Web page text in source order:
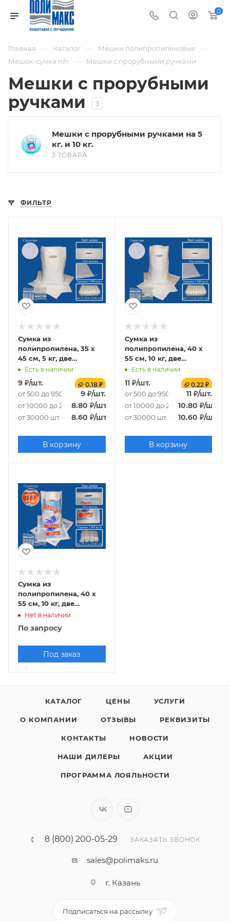
0
Главная — Каталог — Мешки полипропиленовые —
Мешок-сумка п/п — Мешки с прорубными ручками
Мешки с прорубными
ручками
3
Мешки с прорубными ручками на 5
кг. и 10 кг.
3 ТОВАРА
ФИЛЬТР
Сумка из
полипропилена, 35 х
45 см, 5 кг, две
прорубные ручки,
белый
Есть в наличии
9 ₽/шт. 0.18 ₽
от 500 до 9500 шт. 9₽/шт.
от 10000 до 29500 шт.
8.80 ₽/шт.
от 30000 шт. 8.60 ₽/шт.
В корзину
Сумка из
полипропилена, 40 х
55 см, 10 кг, две
прорубные ручки,
белый
Есть в наличии
11₽/шт. 0.22 ₽
от 500 до 9500 шт. 11 ₽/шт.
от 10000 до 29500 шт.
10.80 ₽/шт.
от 30000 шт. 10.60 ₽/шт.
В корзину
Сумка из
полипропилена, 40 х
55 см, 10 кг, две
прорубные ручки
Нет в наличии
По запросу
Под заказ
КАТАЛОГ ЦЕНЫ УСЛУГИ
О КОМПАНИИ ОТЗЫВЫ РЕКВИЗИТЫ
КОНТАКТЫ НОВОСТИ
НАШИ ДИЛЕРЫ АКЦИИ
ПРОГРАММА ЛОЯЛЬНОСТИ
8 (800) 200-05-29 ЗАКАЗАТЬ ЗВОНОК
sales@polimaks.ru
г. Казань
Подписаться на рассылку